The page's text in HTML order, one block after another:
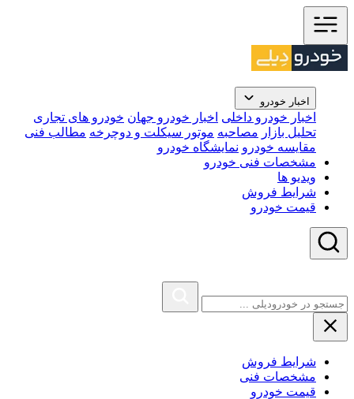
اخبار خودرو
اخبار خودرو داخلی اخبار خودرو جهان خودرو های تجاری
تحلیل بازار مصاحبه موتور سیکلت و دوچرخه مطالب فنی
مقایسه خودرو نمایشگاه خودرو
مشخصات فنی خودرو
ویدیو ها
شرایط فروش
قیمت خودرو
شرایط فروش
مشخصات فنی
قیمت خودرو